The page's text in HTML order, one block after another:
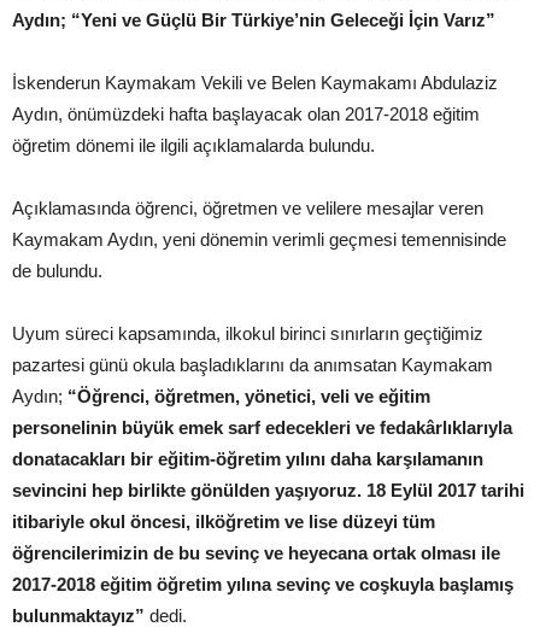
Aydın; “Yeni ve Güçlü Bir Türkiye’nin Geleceği İçin Varız”
İskenderun Kaymakam Vekili ve Belen Kaymakamı Abdulaziz
Aydın, önümüzdeki hafta başlayacak olan 2017-2018 eğitim
öğretim dönemi ile ilgili açıklamalarda bulundu.
Açıklamasında öğrenci, öğretmen ve velilere mesajlar veren
Kaymakam Aydın, yeni dönemin verimli geçmesi temennisinde
de bulundu.
Uyum süreci kapsamında, ilkokul birinci sınırların geçtiğimiz
pazartesi günü okula başladıklarını da anımsatan Kaymakam
Aydın; “Öğrenci, öğretmen, yönetici, veli ve eğitim
personelinin büyük emek sarf edecekleri ve fedakârlıklarıyla
donatacakları bir eğitim-öğretim yılını daha karşılamanın
sevincini hep birlikte gönülden yaşıyoruz. 18 Eylül 2017 tarihi
itibariyle okul öncesi, ilköğretim ve lise düzeyi tüm
öğrencilerimizin de bu sevinç ve heyecana ortak olması ile
2017-2018 eğitim öğretim yılına sevinç ve coşkuyla başlamış
bulunmaktayız” dedi.